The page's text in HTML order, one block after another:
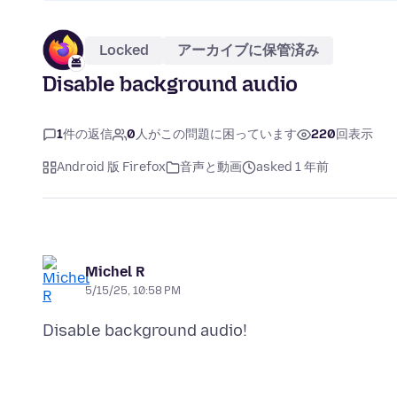
Locked アーカイブに保管済み
Disable background audio
1件の返信 0人がこの問題に困っています 220回表示
Android 版 Firefox 音声と動画 asked 1 年前
Michel R
5/15/25, 10:58 PM